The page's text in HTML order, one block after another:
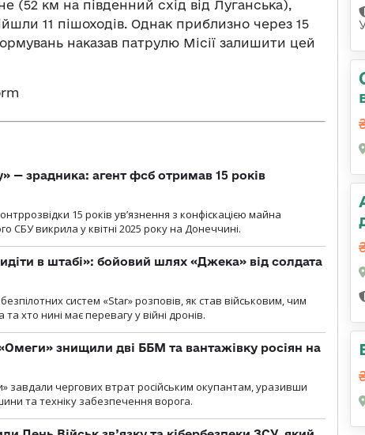
(52 км на південний схід від Луганська),
11 пішоходів. Однак приблизно через 15
наказав патрулю Місії залишити цей
— зрадника: агент фсб отримав 15 років
15 років увʼязнення з конфіскацією майна
СБУ викрила у квітні 2025 року на Донеччині.
в штабі»: бойовий шлях «Джека» від солдата
систем «Star» розповів, як став військовим, чим
хто нині має перевагу у війні дронів.
знищили дві ББМ та вантажівку росіян на
завдали чергових втрат російським окупантам, уразивши
та техніку забезпечення ворога.